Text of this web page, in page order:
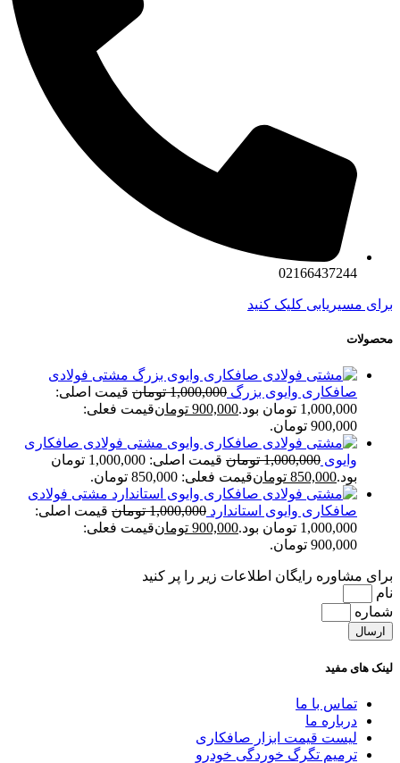
02166437244
برای مسیریابی کلیک کنید
محصولات
مشتی فولادی
صافکاری وایوی بزرگ 1,000,000 تومان قیمت اصلی:
1,000,000 تومان بود.
900,000 تومانقیمت فعلی:
900,000 تومان.
مشتی فولادی صافکاری
وایوی 1,000,000 تومان
قیمت اصلی: 1,000,000 تومان
بود.850,000 تومانقیمت فعلی: 850,000 تومان.
مشتی فولادی
صافکاری وایوی استاندارد 1,000,000 تومان قیمت اصلی:
1,000,000 تومان بود.
900,000 تومانقیمت فعلی:
900,000 تومان.
برای مشاوره رایگان اطلاعات زیر را پر کنید
نام
شماره
ارسال
لینک های مفید
تماس با ما
درباره ما
لیست قیمت ابزار صافکاری
ترمیم تگرگ خوردگی خودرو